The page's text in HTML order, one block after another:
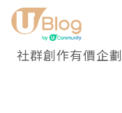
社群創作有價企劃